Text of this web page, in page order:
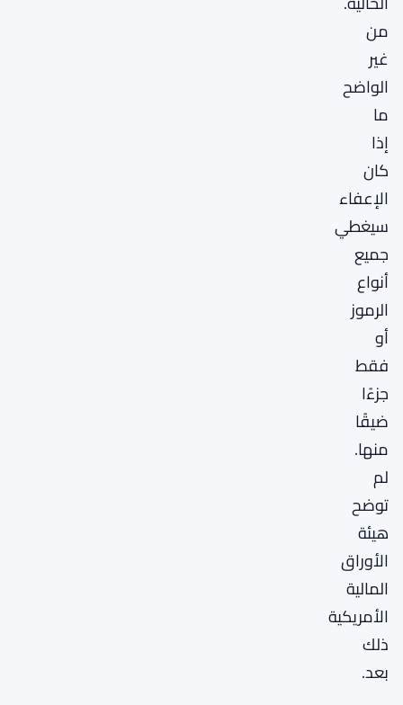
من
غير
الواضح
ما
إذا
كان
الإعفاء
سيغطي
جميع
أنواع
الرموز
أو
فقط
جزءًا
ضيقًا
منها.
لم
توضح
هيئة
الأوراق
المالية
الأمريكية
ذلك
بعد.